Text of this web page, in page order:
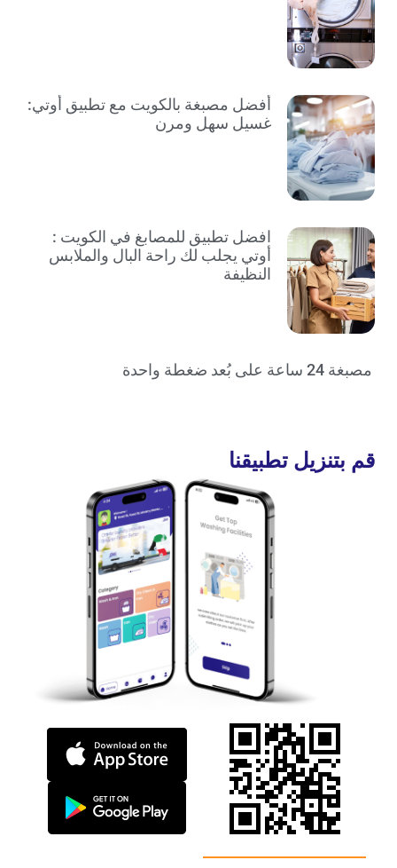
أفضل مصبغة بالكويت مع تطبيق أوتي:
غسيل سهل ومرن
افضل تطبيق للمصابغ في الكويت :
أوتي يجلب لك راحة البال والملابس
النظيفة
مصبغة 24 ساعة على بُعد ضغطة واحدة
قم بتنزيل تطبيقنا